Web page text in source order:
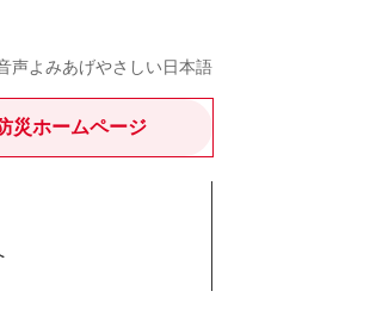
声よみあげやさしい日本語
災ホームページ